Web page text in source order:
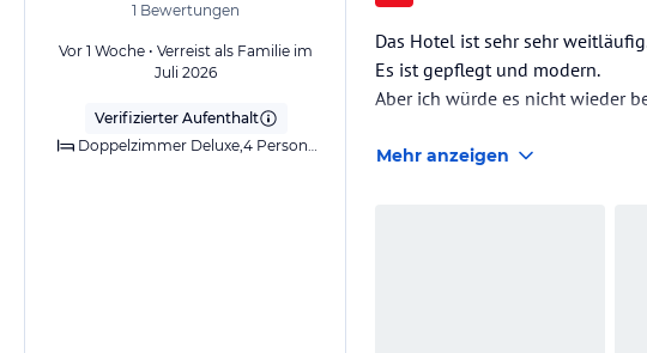
1 Bewertungen
Vor 1 Woche • Verreist als Familie im
Juli 2026
Verifizierter Aufenthalt
Doppelzimmer Deluxe,4 Personen,Meerblick,Klimaanlage,Dusche,Balk
Das Hotel ist sehr sehr
Es ist gepflegt und modern.
Aber ich würde es nicht wieder
Mehr anzeigen